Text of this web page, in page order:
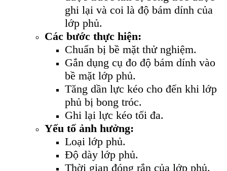
ghi lại và coi là độ bám dính của
lớp phủ.
Các bước thực hiện:
Chuẩn bị bề mặt thử nghiệm.
Gắn dụng cụ đo độ bám dính vào
bề mặt lớp phủ.
Tăng dần lực kéo cho đến khi lớp
phủ bị bong tróc.
Ghi lại lực kéo tối đa.
Yếu tố ảnh hưởng:
Loại lớp phủ.
Độ dày lớp phủ.
Thời gian đóng rắn của lớp phủ.